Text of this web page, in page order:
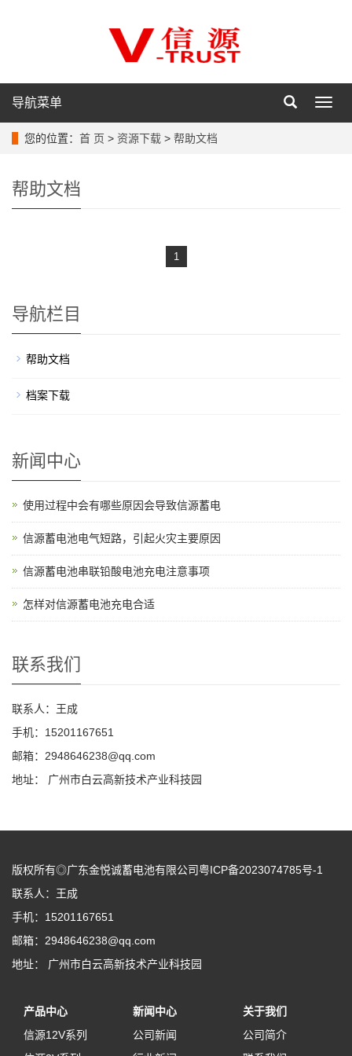
导
导航菜单
您的位置： 首 页 > 资源下载 > 帮助文档
帮助文档
1
导航栏目
帮助文档
档案下载
新闻中心
使用过程中会有哪些原因会导致信源蓄电
信源蓄电池电气短路，引起火灾主要原因
信源蓄电池串联铅酸电池充电注意事项
怎样对信源蓄电池充电合适
联系我们
联系人：王成
手机：15201167651
邮箱：2948646238@qq.com
地址： 广州市白云高新技术产业科技园
版权所有◎广东金悦诚蓄电池有限公司粤ICP备2023074785号-1
联系人：王成
手机：15201167651
邮箱：2948646238@qq.com
地址： 广州市白云高新技术产业科技园
产品中心
信源12V系列
新闻中心
公司新闻
关于我们
公司简介